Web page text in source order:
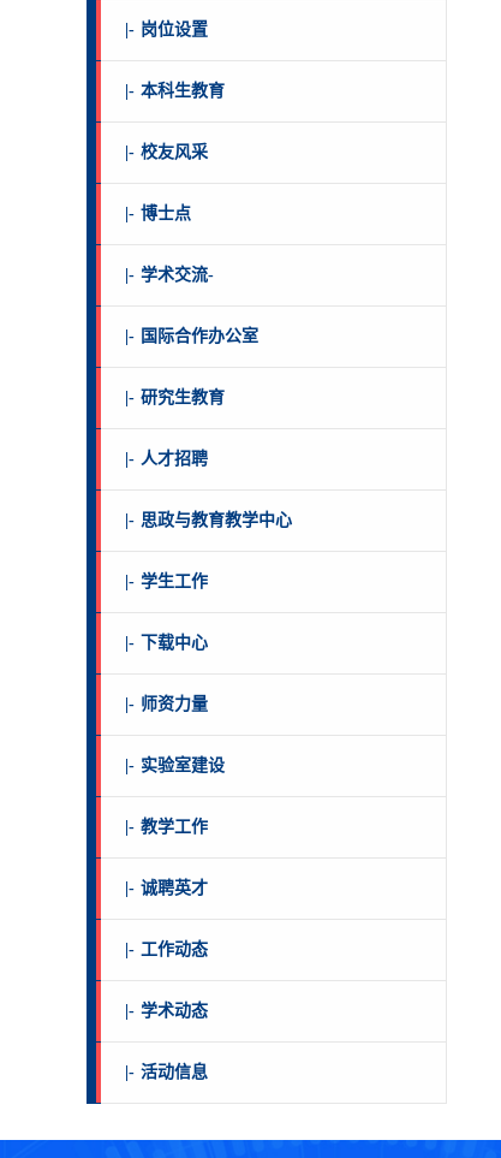
|- 岗位设置
|- 本科生教育
|- 校友风采
|- 博士点
|- 学术交流-
|- 国际合作办公室
|- 研究生教育
|- 人才招聘
|- 思政与教育教学中心
|- 学生工作
|- 下载中心
|- 师资力量
|- 实验室建设
|- 教学工作
|- 诚聘英才
|- 工作动态
|- 学术动态
|- 活动信息